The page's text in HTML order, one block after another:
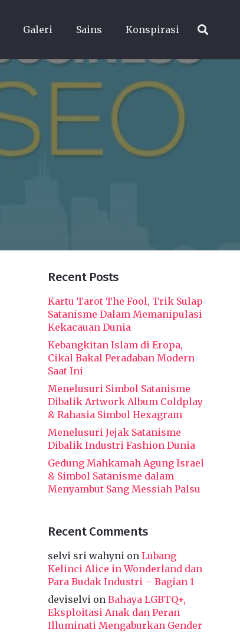
Galeri Sains Konspirasi
Recent Posts
Kartu Tarot The Fool, Trik Sulap
Satanisme Dalam Memanipulasi
Kekacauan Dunia
Kebangkitan Islam di Eropa,
Cikal Bakal Peradaban Modern
Saat Ini
Menelusuri Simbol Satanisme
Dibalik Artwork Album Coldplay
& Rahasia Simbol Hexagram
Menelusuri Jejak Satanisme
Dibalik Industri Fashion Dunia
Gedung Mahkamah Agung Israel
& Simbol Satanisme dalam
Menyambut Sang Messiah Palsu
Recent Comments
selvi sri wahyni on Lubang
Kelinci Alice in Wonderland dan
Para Budak Industri – Bagian 1
deviselvi on Bahaya LGBTQ+,
Eksploitasi Anak dan Peran
Illuminati Mengaburkan Gender